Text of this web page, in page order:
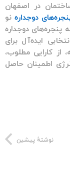
در اصفهان
دوجداره نو
پنجره‌های دوجداره
ایده‌آل برای
از کارایی مطلوب،
اطمینان حاصل
نوشتهٔ پیشین